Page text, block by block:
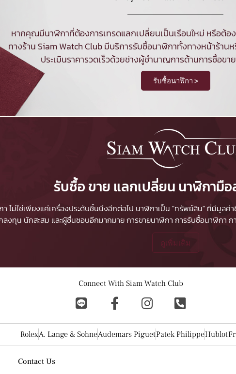
หากคุณมีนาฬิกาที่ต้องการเทรดแลกเปลี่ยนเป็นเรือนใหม่ หรือต้
ทางร้าน Siam Watch Club มีบริการรับซื้อนาฬิกาทั้งทางหน้าร้าน
ประเมินราคารวดเร็วด้วยช่างผู้ชำนาญการด้านการซื้อข
รับซื้อนาฬิกา >
รับซื้อ ขาย แลกเปลี่ยน นาฬิกามื
ไม่ใช่เพียงแค่เครื่องประดับชิ้นนึงอีกต่อไป นาฬิกาเป็น "ทรัพย์สิน" ที่มีมูล
งทุน นักสะสม และผู้ชื่นชอบอีกมากมายการขายนาฬิกา การรับซื้อนาฬิกา ก
ดูเพิ่มเติม
Connect With Siam Watch Club
RolexA. Lange & SohneAudemars PiguetPatek PhilippeHublot
Contact Us